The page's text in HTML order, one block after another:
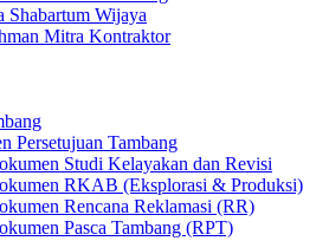
Shabartum Wijaya
Mitra Kontraktor
Persetujuan Tambang
Studi Kelayakan dan Revisi
RKAB (Eksplorasi & Produksi)
Rencana Reklamasi (RR)
Pasca Tambang (RPT)